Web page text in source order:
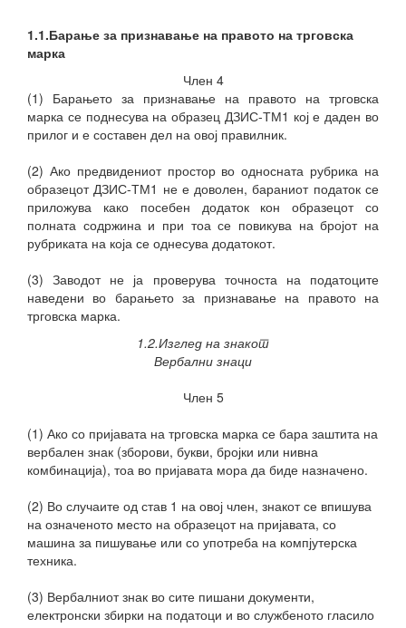
1.1.Барање за признавање на правото на трговска
марка
Член 4
(1) Барањето за признавање на правото на трговска
марка се поднесува на образец ДЗИС-ТМ1 кој е даден во
прилог и е составен дел на овој правилник.
(2) Ако предвидениот простор во односната рубрика на
образецот ДЗИС-ТМ1 не е доволен, бараниот податок се
приложува како посебен додаток кон образецот со
полната содржина и при тоа се повикува на бројот на
рубриката на која се однесува додатокот.
(3) Заводот не ја проверува точноста на податоците
наведени во барањето за признавање на правото на
трговска марка.
1.2.Изглед на знакот
Вербални знаци
Член 5
(1) Ако со пријавата на трговска марка се бара заштита на
вербален знак (зборови, букви, бројки или нивна
комбинација), тоа во пријавата мора да биде назначено.
(2) Во случаите од став 1 на овој член, знакот се впишува
на означеното место на образецот на пријавата, со
машина за пишување или со употреба на компјутерска
техника.
(3) Вербалниот знак во сите пишани документи,
електронски збирки на податоци и во службеното гласило